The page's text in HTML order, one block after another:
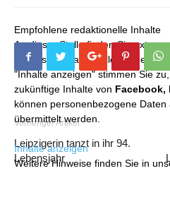
Empfohlene redaktionelle Inhalte
An dieser Stelle finden Sie
die unser redaktionelles Angebot
"Inhalte anzeigen" stimmen Sie
zukünftige Inhalte von Facebook,
können personenbezogene
übermittelt werden.
Inhalte anzeigen
Weitere Hinweise finden Sie in
Vorheriger Artikel
Leipzigerin tanzt in ihr 94.
Lebensjahr